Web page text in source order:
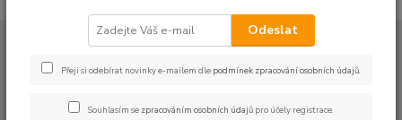
PROSTĚRADLA
Bavlněné prostěradla JERSEY s gumou - 45 barev
barva 16 lahvově zelená
Bavlněné prostěradlo JERSEY
Odeslat
Přeji si odebírat novinky e-mailem dle podmínek zpracování osobních údajů.
Souhlasím se zpracováním osobních údajů pro účely registrace.